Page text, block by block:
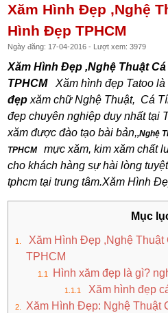
Xăm Hình Đẹp ,Nghệ
Hình Đẹp TPHCM
Ngày đăng: 17-04-2016 - Lượt xem: 3979
Xăm Hình Đẹp ,Nghệ Thuật
TPHCMXăm hình đẹp Tatoo
đẹp xăm chữ Nghệ Thuật, Cá
đẹp chuyên nghiệp duy nhất tại
xăm được đào tạo bài bản,,Nghệ
TPHCM
mực xăm, kim xăm chất
cho khách hàng sự hài lòng
tphcm tại trung tâm.Xăm Hình
Mục
Xăm Hình Đẹp ,Nghệ
TPHCM
Hình xăm đẹp là gì?
Xăm hình đẹp
Xăm Hình Đẹp: Nghệ Thuật